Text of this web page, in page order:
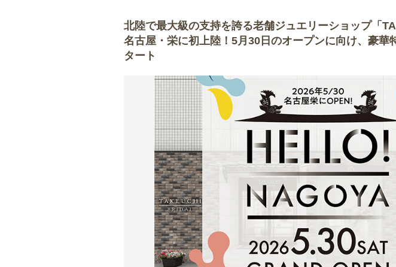
北陸で最大級の支持を誇る老舗ジュエリーショップ「
名古屋・栄に初上陸！5月30日のオープンに向け、豪華
タート